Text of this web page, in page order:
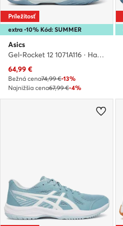
extra -10% Kód: SUMMER
Príležitosť
Asics
Gel-Rocket 12 1071A116 · Halové topánky
Aktuálna cena
64,99 €
Bežná cena74,99 €-13%
Najnižšia cena67,99 €-4%